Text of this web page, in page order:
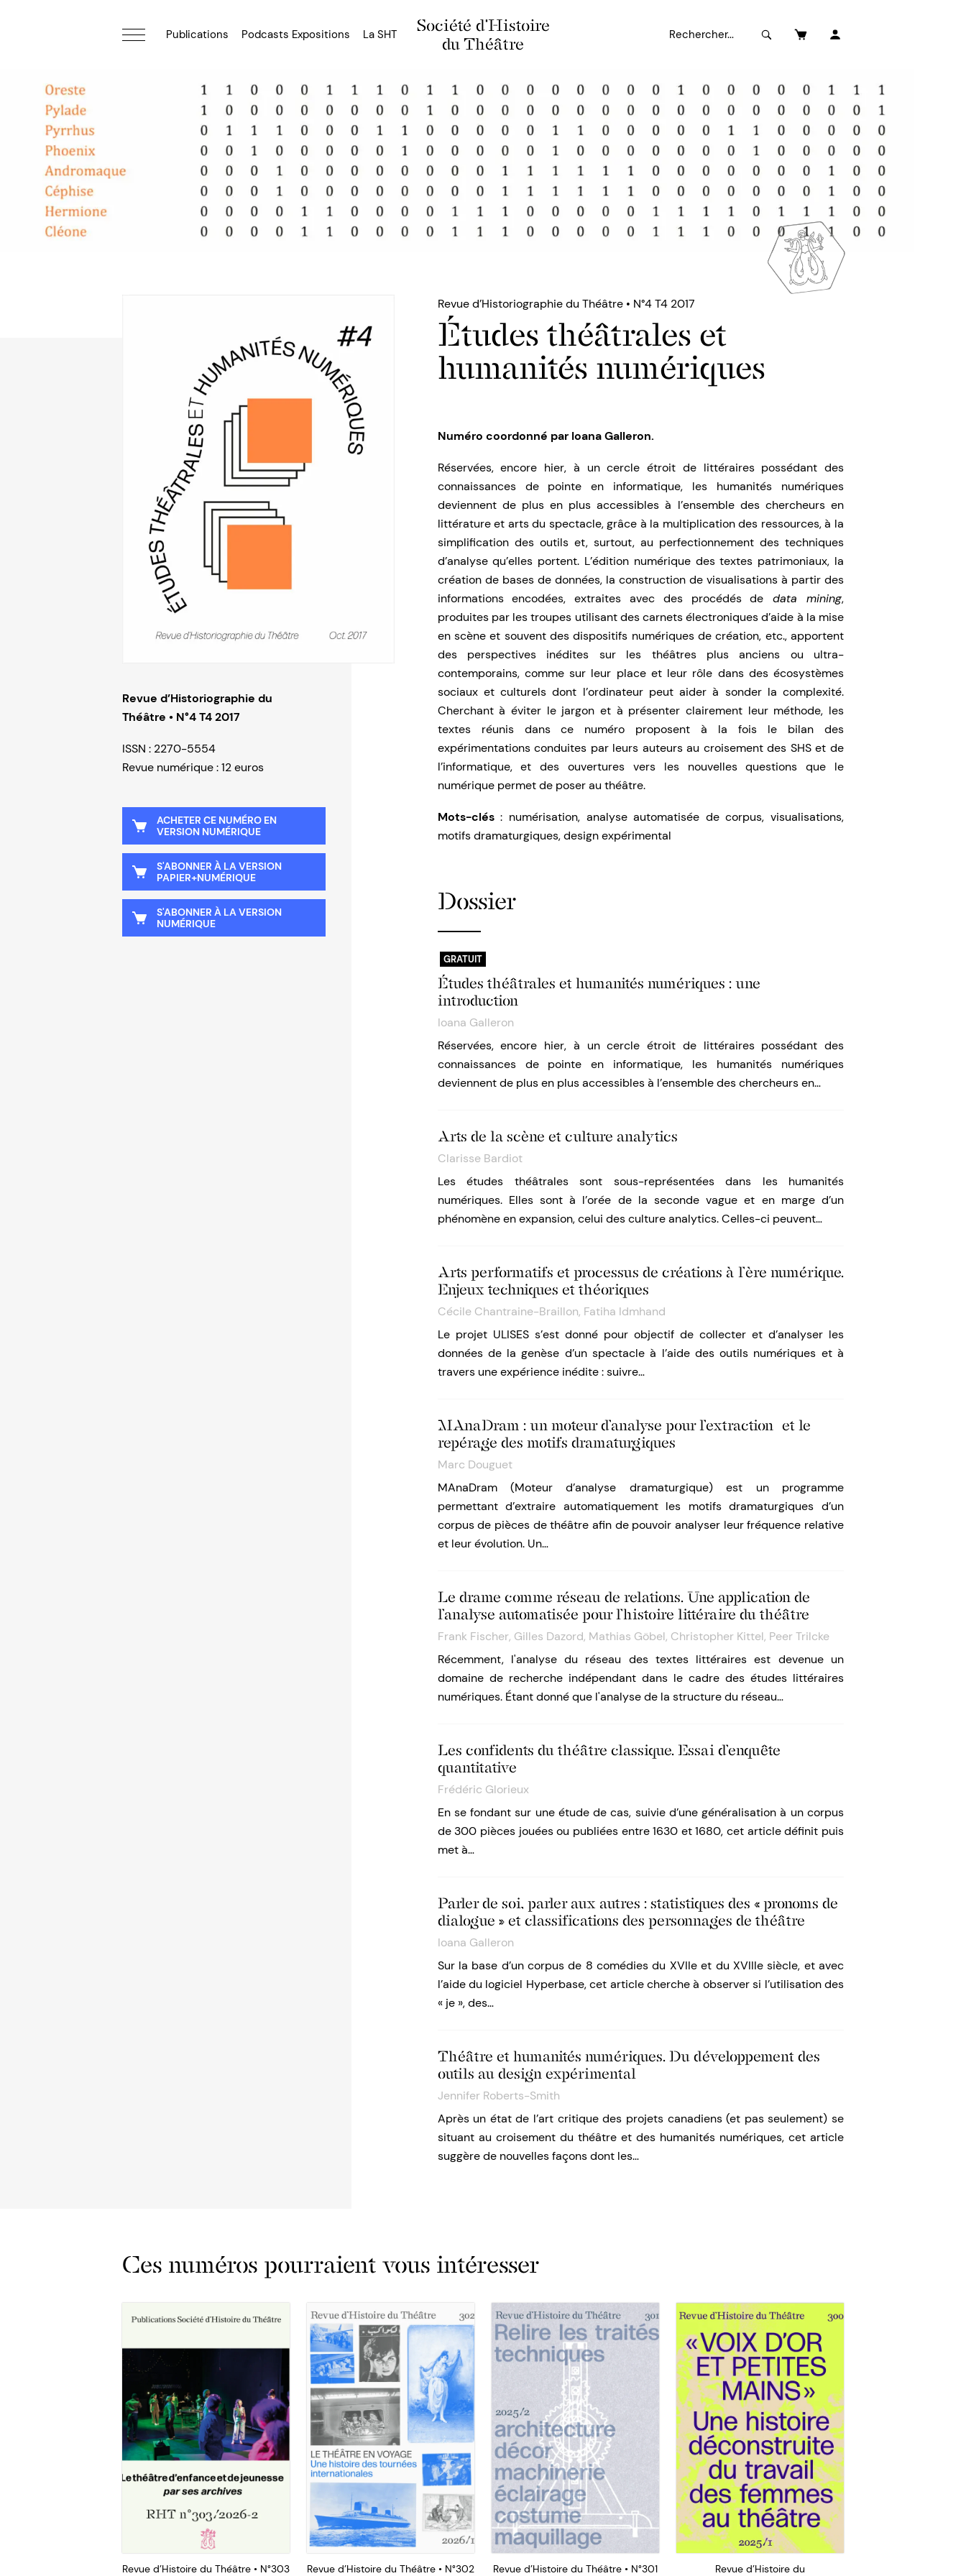
Société d'Histoire
du Théâtre
Publications Podcasts Expositions La SHT
Revue d’Historiographie du
Théâtre • N°4 T4 2017
ISSN : 2270-5554
Revue numérique : 12 euros
ACHETER CE NUMÉRO EN
VERSION NUMÉRIQUE
S'ABONNER À LA VERSION
PAPIER+NUMÉRIQUE
S'ABONNER À LA VERSION
NUMÉRIQUE
Revue d’Historiographie du Théâtre • N°4 T4 2017
Études théâtrales et
humanités numériques
Numéro coordonné par Ioana Galleron.
Réservées, encore hier, à un cercle étroit de littéraires possédant des
connaissances de pointe en informatique, les humanités numériques
deviennent de plus en plus accessibles à l’ensemble des chercheurs en
littérature et arts du spectacle, grâce à la multiplication des ressources, à la
simplification des outils et, surtout, au perfectionnement des techniques
d’analyse qu’elles portent. L’édition numérique des textes patrimoniaux, la
création de bases de données, la construction de visualisations à partir des
informations encodées, extraites avec des procédés de data mining,
produites par les troupes utilisant des carnets électroniques d’aide à la mise
en scène et souvent des dispositifs numériques de création, etc., apportent
des perspectives inédites sur les théâtres plus anciens ou ultra-
contemporains, comme sur leur place et leur rôle dans des écosystèmes
sociaux et culturels dont l’ordinateur peut aider à sonder la complexité.
Cherchant à éviter le jargon et à présenter clairement leur méthode, les
textes réunis dans ce numéro proposent à la fois le bilan des
expérimentations conduites par leurs auteurs au croisement des SHS et de
l’informatique, et des ouvertures vers les nouvelles questions que le
numérique permet de poser au théâtre.
Mots-clés: numérisation, analyse automatisée de corpus, visualisations,
motifs dramaturgiques, design expérimental
Dossier
GRATUIT
Études théâtrales et humanités numériques : une
introduction
Ioana Galleron
Réservées, encore hier, à un cercle étroit de littéraires possédant des
connaissances de pointe en informatique, les humanités numériques
deviennent de plus en plus accessibles à l’ensemble des chercheurs en…
Arts de la scène et culture analytics
Clarisse Bardiot
Les études théâtrales sont sous-représentées dans les humanités
numériques. Elles sont à l’orée de la seconde vague et en marge d’un
phénomène en expansion, celui des culture analytics. Celles-ci peuvent…
Arts performatifs et processus de créations à l’ère numérique.
Enjeux techniques et théoriques
Cécile Chantraine-Braillon, Fatiha Idmhand
Le projet ULISES s’est donné pour objectif de collecter et d’analyser les
données de la genèse d’un spectacle à l’aide des outils numériques et à
travers une expérience inédite : suivre…
MAnaDram : un moteur d’analyse pour l’extraction et le
repérage des motifs dramaturgiques
Marc Douguet
MAnaDram (Moteur d’analyse dramaturgique) est un programme
permettant d’extraire automatiquement les motifs dramaturgiques d’un
corpus de pièces de théâtre afin de pouvoir analyser leur fréquence relative
et leur évolution. Un…
Le drame comme réseau de relations. Une application de
l’analyse automatisée pour l’histoire littéraire du théâtre
Frank Fischer, Gilles Dazord, Mathias Göbel, Christopher Kittel, Peer Trilcke
Récemment, l'analyse du réseau des textes littéraires est devenue un
domaine de recherche indépendant dans le cadre des études littéraires
numériques. Étant donné que l'analyse de la structure du réseau…
Les confidents du théâtre classique. Essai d’enquête
quantitative
Frédéric Glorieux
En se fondant sur une étude de cas, suivie d’une généralisation à un corpus
de 300 pièces jouées ou publiées entre 1630 et 1680, cet article définit puis
met à…
Parler de soi, parler aux autres : statistiques des « pronoms de
dialogue » et classifications des personnages de théâtre
Ioana Galleron
Sur la base d’un corpus de 8 comédies du XVIIe et du XVIIIe siècle, et avec
l’aide du logiciel Hyperbase, cet article cherche à observer si l’utilisation des
« je », des…
Théâtre et humanités numériques. Du développement des
outils au design expérimental
Jennifer Roberts-Smith
Après un état de l’art critique des projets canadiens (et pas seulement) se
situant au croisement du théâtre et des humanités numériques, cet article
suggère de nouvelles façons dont les…
Ces numéros pourraient vous intéresser
Revue d’Histoire du Théâtre • N°303 Revue d’Histoire du Théâtre • N°302 Revue d’Histoire du Théâtre • N°301 Revue d’Histoire du